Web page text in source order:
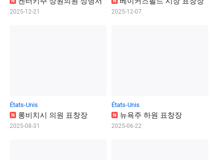
2025-12-21 2025-12-07
États-Unis
N 롱비치시 의원 표창장
2025-08-31
États-Unis
N 뉴욕주 하원 표창장
2025-06-22